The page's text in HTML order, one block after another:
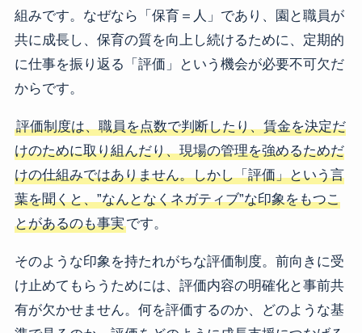
組みです。なぜなら「保育＝人」であり、園と職員が
共に成長し、保育の質を向上し続けるために、定期的
に仕事を振り返る「評価」という機会が必要不可欠だ
からです。
評価制度は、職員を点数で判断したり、賃金を決定だ
けのために取り組んだり、現場の管理を強めるためだ
けの仕組みではありません。しかし「評価」という言
葉を聞くと、”なんとなくネガティブ”な印象をもつこ
とがあるのも事実です。
そのような印象を持たれがちな評価制度。前向きに受
け止めてもらうためには、評価内容の明確化と事前共
有が欠かせません。何を評価するのか、どのような基